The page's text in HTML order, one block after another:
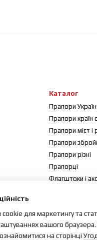
Каталог
Прапори
Прапори країн
Прапори міст і
Прапори
Прапори різні
Прапорці
Флагштоки і
для маркетингу та
вашого
на сторінці